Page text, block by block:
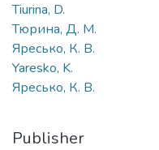
Tiurina, D.
Тюрина, Д. М.
Яресько, К. В.
Yaresko, K.
Яресько, К. В.
Publisher